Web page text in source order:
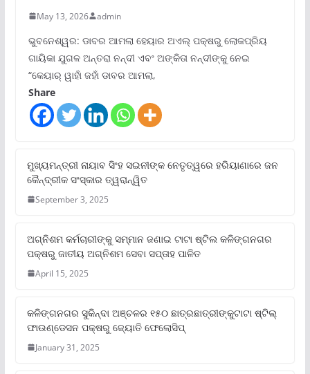
May 13, 2026 admin
ଭୁବନେଶ୍ୱର: ଡାବର ଆମଲା ହେୟାର ଅଏଲ୍ ପକ୍ଷରୁ ଲୋକପ୍ରିୟ
ଗାୟିକା ଯୁଗଳ ଅନ୍ତରା ନନ୍ଦୀ ଏବଂ ଅଙ୍କିତା ନନ୍ଦୀଙ୍କୁ ନେଇ
“କେୟାର୍ ୱାହାଁ ଜହାଁ ଡାବର ଆମଲା,
Share
ମୁଖ୍ୟମନ୍ତ୍ରୀ ନାୟାବ ସିଂହ ସଇନୀଙ୍କ ନେତୃତ୍ୱରେ ହରିୟାଣାରେ ଜନ
କୈନ୍ଦ୍ରୀକ ସଂସ୍କାର ତ୍ୱରାନ୍ୱିତ
September 3, 2025
ଅଗ୍ନିଶମ କର୍ମଚାରୀଙ୍କୁ ସମ୍ମାନ ଜଣାଇ ଟାଟା ଷ୍ଟିଲ କଳିଙ୍ଗନଗର
ପକ୍ଷରୁ ଜାତୀୟ ଅଗ୍ନିଶମ ସେବା ସପ୍ତାହ ପାଳିତ
April 15, 2025
କଳିଙ୍ଗନଗର ସୁକିନ୍ଦା ଅଞ୍ଚଳର ୧୫୦ ଛାତ୍ରଛାତ୍ରୀଙ୍କୁଟାଟା ଷ୍ଟିଲ୍
ଫାଉଣ୍ଡେସନ ପକ୍ଷରୁ ଜ୍ୟୋତି ଫେଲୋସିପ୍‌
January 31, 2025